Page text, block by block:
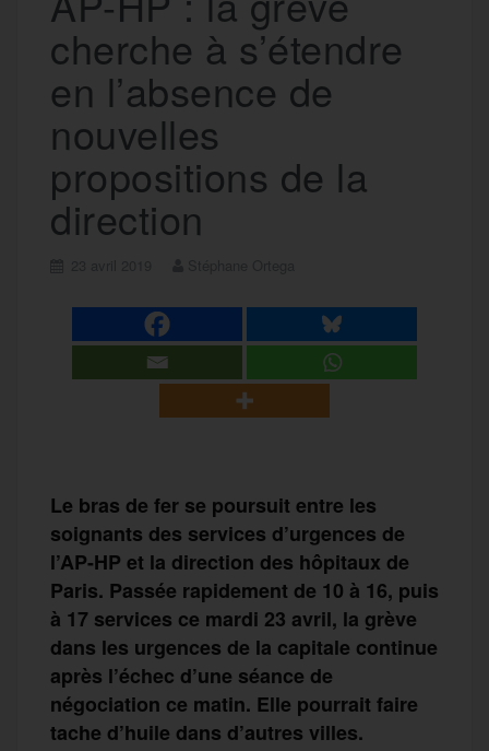
cherche à s’étendre
en l’absence de
nouvelles
propositions de la
direction
Le bras de fer se poursuit entre les
soignants des services d’urgences de
l’AP-HP et la direction des hôpitaux de
Paris. Passée rapidement de 10 à 16, puis
à 17 services ce mardi 23 avril, la grève
dans les urgences de la capitale continue
après l’échec d’une séance de
négociation ce matin. Elle pourrait faire
tache d’huile dans d’autres villes.